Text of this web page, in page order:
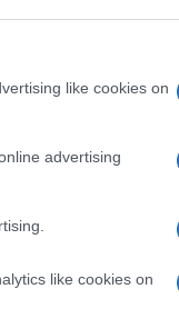
like cookies on
advertising
like cookies on
le
esperti